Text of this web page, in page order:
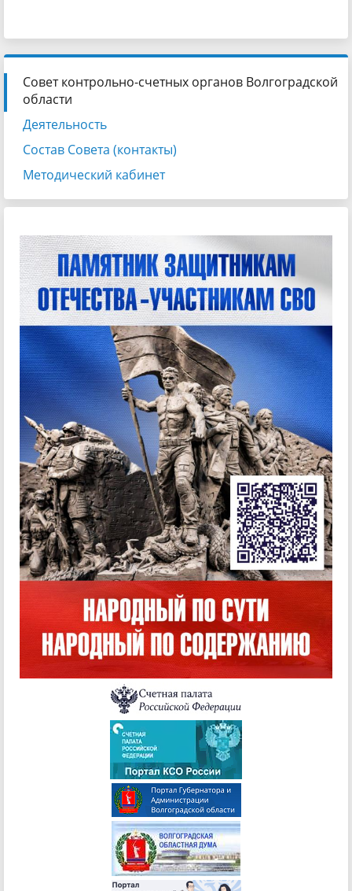
Совет контрольно-счетных органов Волгоградской
области
Деятельность
Состав Совета (контакты)
Методический кабинет